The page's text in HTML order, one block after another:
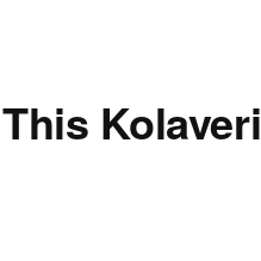
Kolaveri